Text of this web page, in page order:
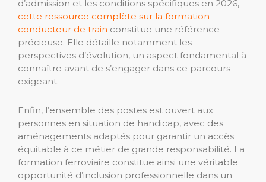
d’admission et les conditions spécifiques en 2026,
cette ressource complète sur la formation
conducteur de train constitue une référence
précieuse. Elle détaille notamment les
perspectives d’évolution, un aspect fondamental à
connaître avant de s’engager dans ce parcours
exigeant.
Enfin, l’ensemble des postes est ouvert aux
personnes en situation de handicap, avec des
aménagements adaptés pour garantir un accès
équitable à ce métier de grande responsabilité. La
formation ferroviaire constitue ainsi une véritable
opportunité d’inclusion professionnelle dans un